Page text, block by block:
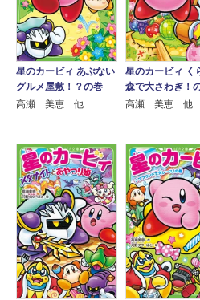
星のカービィ あぶない
グルメ屋敷！？の巻
高瀬 美恵 他
星のカービィ く
森で大さわぎ！
高瀬 美恵 他